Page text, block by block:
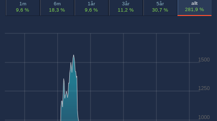
1m
9,6 %
6m
18,3 %
1år
9,6 %
3år
11,2 %
5år
30,7 %
allt
281,9 %
1000
1250
1500